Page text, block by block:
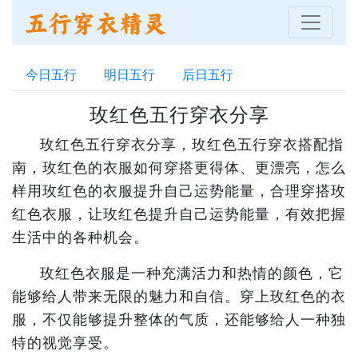
今日五行 明日五行 后日五行
玫红色五行穿衣分享
玫红色五行穿衣分享，玫红色五行穿衣搭配指
南，玫红色的衣服如何穿搭更得体、更漂亮，怎么
样用玫红色的衣服提升自己运势能量，合理穿搭玫
红色衣服，让玫红色提升自己运势能量，有效把握
生活中的各种机会。
玫红色衣服是一种充满活力和热情的颜色，它
能够给人带来无限的魅力和自信。穿上玫红色的衣
服，不仅能够提升整体的气质，还能够给人一种独
特的视觉享受。